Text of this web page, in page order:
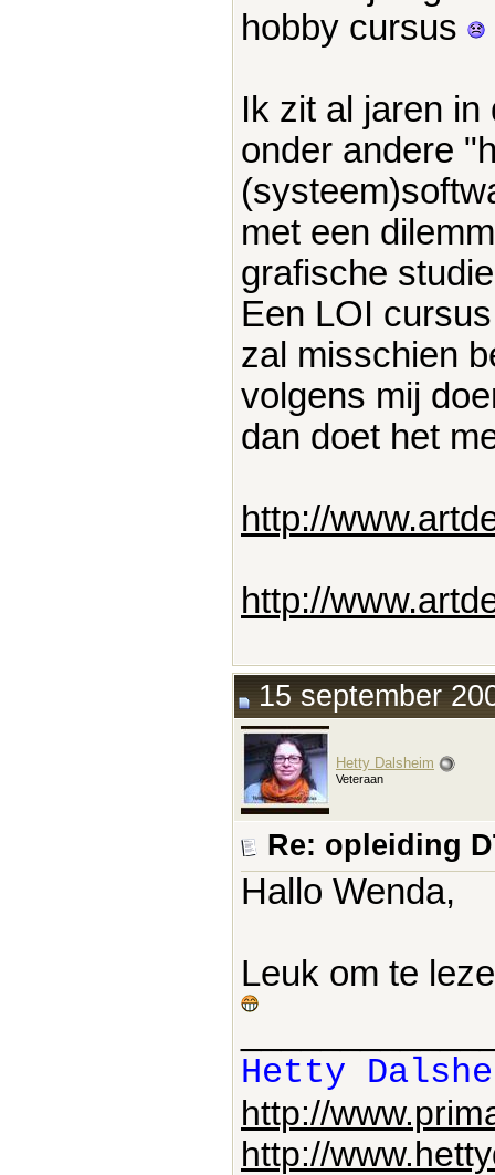
hobby cursus
Ik zit al jaren
onder andere
met een
grafische
Een LOI
zal misschien
volgens mij
dan doet het
http://
http://
15 september
Hetty Dalsheim
Veteraan
Re: opleiding
Hallo Wenda,
Leuk om te
Hetty
http://
http://